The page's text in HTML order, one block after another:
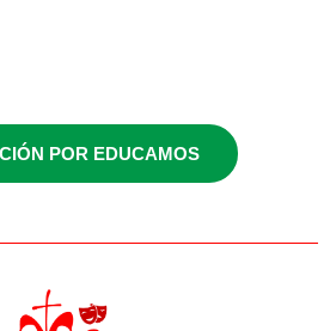
POR EDUCAMOS